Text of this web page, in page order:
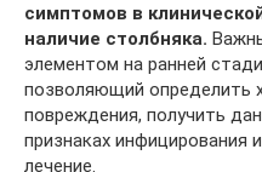
симптомов в
наличие столбняка.
элементом на ранней
позволяющий определить
повреждения, получить
признаках инфицирования
лечение.